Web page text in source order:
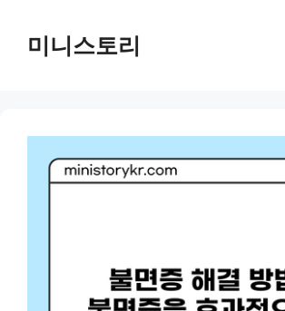
content미니스토리